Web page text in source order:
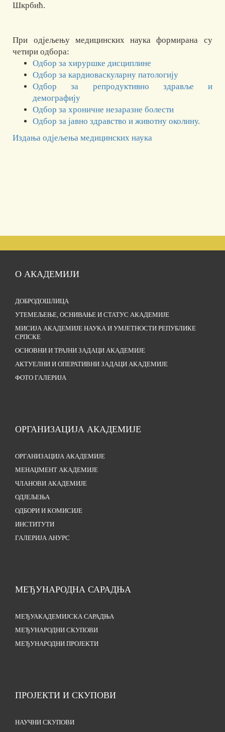
Шкрбић.
При одјељењу медицинских наука формирана су
четири одбора:
Одбор за хируршке дисциплине
Одбор за кардиоваскуларну патологију
Одбор за репродуктивно здравље и
демографију
Одбор за хроничне незаразне болести
Одбор за јавно здравство и животну околину.
Издања одјељења медицинских наука
О АКАДЕМИЈИ
ДОБРОДОШЛИЦА
УТЕМЕЉЕЊЕ, ОСНИВАЊЕ И СТАТУС АКАДЕМИЈЕ
МИСИЈА АКАДЕМИЈЕ НАУКА И УМЈЕТНОСТИ РЕПУБЛИКЕ
СРПСКЕ
ОСНОВНИ И ТРАЈНИ ЗАДАЦИ АКАДЕМИЈЕ
АКТУЕЛНИ И ОПЕРАТИВНИ ЗАДАЦИ АКАДЕМИЈЕ
ФОТО ГАЛЕРИЈА
ОРГАНИЗАЦИЈА АКАДЕМИЈЕ
ОРГАНИЗАЦИЈА АКАДЕМИЈЕ
МЕНАЏМЕНТ АКАДЕМИЈЕ
ЧЛАНОВИ АКАДЕМИЈЕ
ОДЈЕЉЕЊА
ОДБОРИ И КОМИСИЈЕ
ИНСТИТУТИ
ГАЛЕРИЈА АНУРС
МЕЂУНАРОДНА САРАДЊА
МЕЂУАКАДЕМИЈСКА САРАДЊА
МЕЂУНАРОДНИ СКУПОВИ
МЕЂУНАРОДНИ ПРОЈЕКТИ
ПРОЈЕКТИ И СКУПОВИ
НАУЧНИ СКУПОВИ